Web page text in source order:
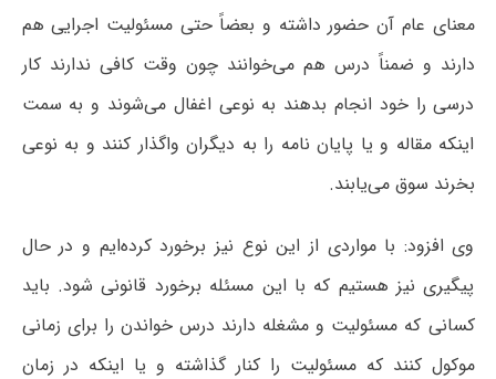
معنای عام آن حضور داشته و بعضاً حتی مسئولیت اجرایی هم
دارند و ضمناً درس هم می‌خوانند چون وقت کافی ندارند کار
درسی را خود انجام بدهند به نوعی اغفال می‌شوند و به سمت
اینکه مقاله و یا پایان نامه را به دیگران واگذار کنند و به نوعی
بخرند سوق می‌یابند.
وی افزود: با مواردی از این نوع نیز برخورد کرده‌ایم و در حال
پیگیری نیز هستیم که با این مسئله برخورد قانونی شود. باید
کسانی که مسئولیت و مشغله دارند درس خواندن را برای زمانی
موکول کنند که مسئولیت را کنار گذاشته و یا اینکه در زمان